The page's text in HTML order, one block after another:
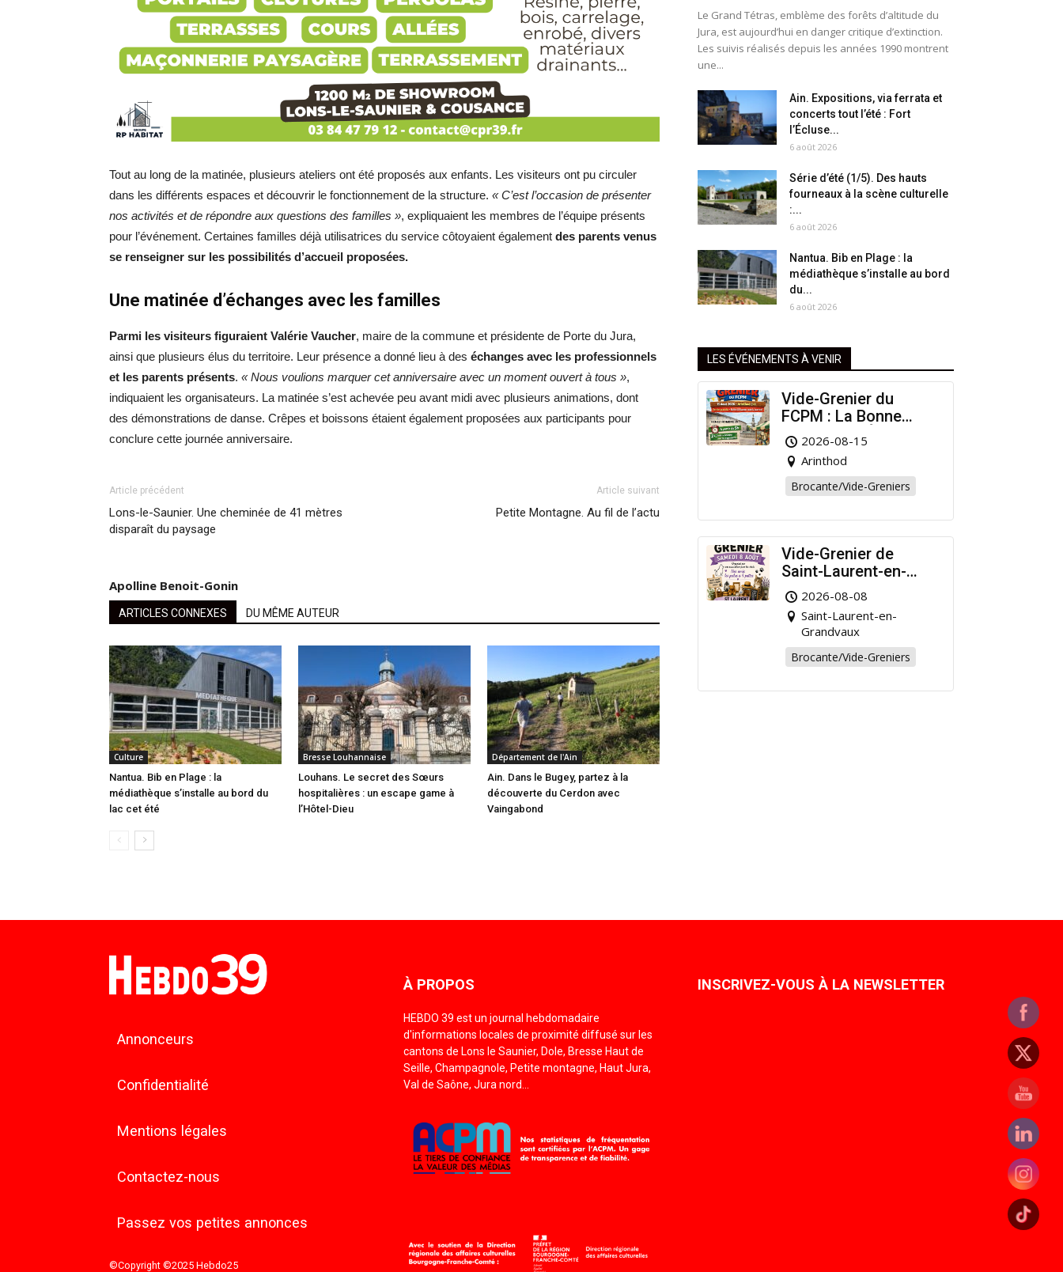
Tout au long de la matinée, plusieurs ateliers ont été proposés aux enfants. Les visiteurs ont pu circuler
dans les différents espaces et découvrir le fonctionnement de la structure. « C’est l’occasion de présenter
nos activités et de répondre aux questions des familles », expliquaient les membres de l’équipe présents
pour l’événement. Certaines familles déjà utilisatrices du service côtoyaient également des parents venus
se renseigner sur les possibilités d’accueil proposées.
Une matinée d’échanges avec les familles
Parmi les visiteurs figuraient Valérie Vaucher, maire de la commune et présidente de Porte du Jura,
ainsi que plusieurs élus du territoire. Leur présence a donné lieu à des échanges avec les professionnels
et les parents présents. « Nous voulions marquer cet anniversaire avec un moment ouvert à tous »,
indiquaient les organisateurs. La matinée s’est achevée peu avant midi avec plusieurs animations, dont
des démonstrations de danse. Crêpes et boissons étaient également proposées aux participants pour
conclure cette journée anniversaire.
Article précédent
Lons-le-Saunier. Une cheminée de 41 mètres
disparaît du paysage
Article suivant
Petite Montagne. Au fil de l’actu
Apolline Benoit-Gonin
ARTICLES CONNEXES DU MÊME AUTEUR
Culture
Nantua. Bib en Plage : la
médiathèque s’installe au bord du
lac cet été
Bresse Louhannaise
Louhans. Le secret des Sœurs
hospitalières : un escape game à
l’Hôtel-Dieu
Département de l'Ain
Ain. Dans le Bugey, partez à la
découverte du Cerdon avec
Vaingabond
Le Grand Tétras, emblème des forêts d’altitude du
Jura, est aujourd’hui en danger critique d’extinction.
Les suivis réalisés depuis les années 1990 montrent
une...
Ain. Expositions, via ferrata et
concerts tout l’été : Fort
l’Écluse...
6 août 2026
Série d’été (1/5). Des hauts
fourneaux à la scène culturelle
:...
6 août 2026
Nantua. Bib en Plage : la
médiathèque s’installe au bord
du...
6 août 2026
LES ÉVÉNEMENTS À VENIR
Vide-Grenier du
FCPM : La Bonne
Affaire de l’Été à
Arinthod !
2026-08-15
Arinthod
Brocante/Vide-Greniers
Vide-Grenier de
Saint-Laurent-en-
Grandvaux : Venez
chiner pour la bonne
cause !
2026-08-08
Saint-Laurent-en-
Grandvaux
Brocante/Vide-Greniers